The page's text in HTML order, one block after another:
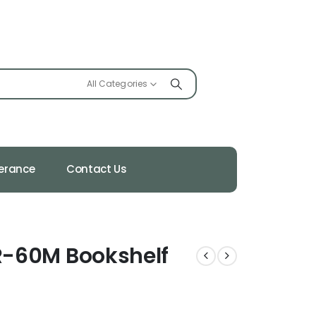
All Categories
Contact Us
60M Bookshelf